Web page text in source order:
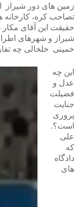
زمین های دور شیراز
تصاحب کره، کارخانه
حقیقت این آقای
شیراز و شهرهای
خمینی خلخالی چه
این چه
عدل و
فضیلت
جنایت
پروری
است؟.
علی
که
دادگاه
های